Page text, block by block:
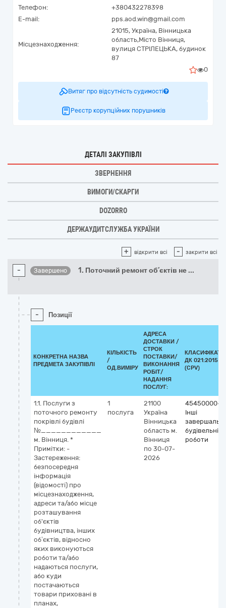
Телефон:
+380432278398
E-mail:
pps.aod.win@gmail.com
Місцезнаходження:
21015, Україна, Вінницька
область,Місто Вінниця,
вулиця СТРІЛЕЦЬКА, будинок
87
0
Витяг про відсутність судимості
Реєстр корупційних порушників
ДЕТАЛІ ЗАКУПІВЛІ
ЗВЕРНЕННЯ
ВИМОГИ/СКАРГИ
DOZORRO
ДЕРЖАУДИТСЛУЖБА УКРАЇНИ
+ відкрити всі - закрити всі
- Завершено 1. Поточний ремонт об’єктів не ...
- Позиції
КОНКРЕТНА НАЗВА
ПРЕДМЕТА ЗАКУПІВЛІ
КІЛЬКІСТЬ
/
ОД.ВИМІРУ
АДРЕСА
ДОСТАВКИ /
СТРОК
ПОСТАВКИ/
ВИКОНАННЯ
РОБІТ/
НАДАННЯ
ПОСЛУГ:
ДК 021:2015
(CPV)
1.1. Послуги з
поточного ремонту
покрівлі будівлі
№____________
м. Вінниця. *
Примітки: -
Застереження:
безпосередня
інформація
(відомості) про
місцезнаходження,
адреси та/або місце
розташування
об'єктів
будівництва, інших
об’єктів, відносно
яких виконуються
роботи та/або
надаються послуги,
або куди
постачаються
товари приховані в
планах,
1
послуга
21100
Україна
Вінницька
область м.
Вінниця
по 30-07-
2026
45450000-6
Інші
завершальні
будівельні
роботи